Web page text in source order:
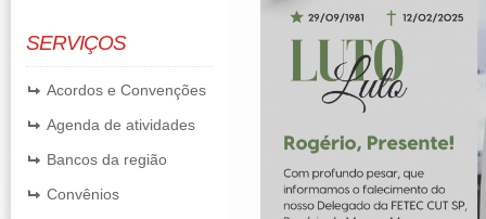
SERVIÇOS
Acordos e Convenções
Agenda de atividades
Bancos da região
Convênios